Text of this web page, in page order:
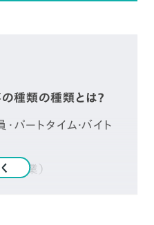
種類の種類とは？
パートタイム・バイト
副業）